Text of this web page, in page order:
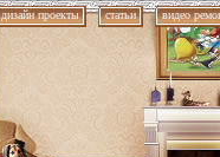
дизайн проекты статьи видео